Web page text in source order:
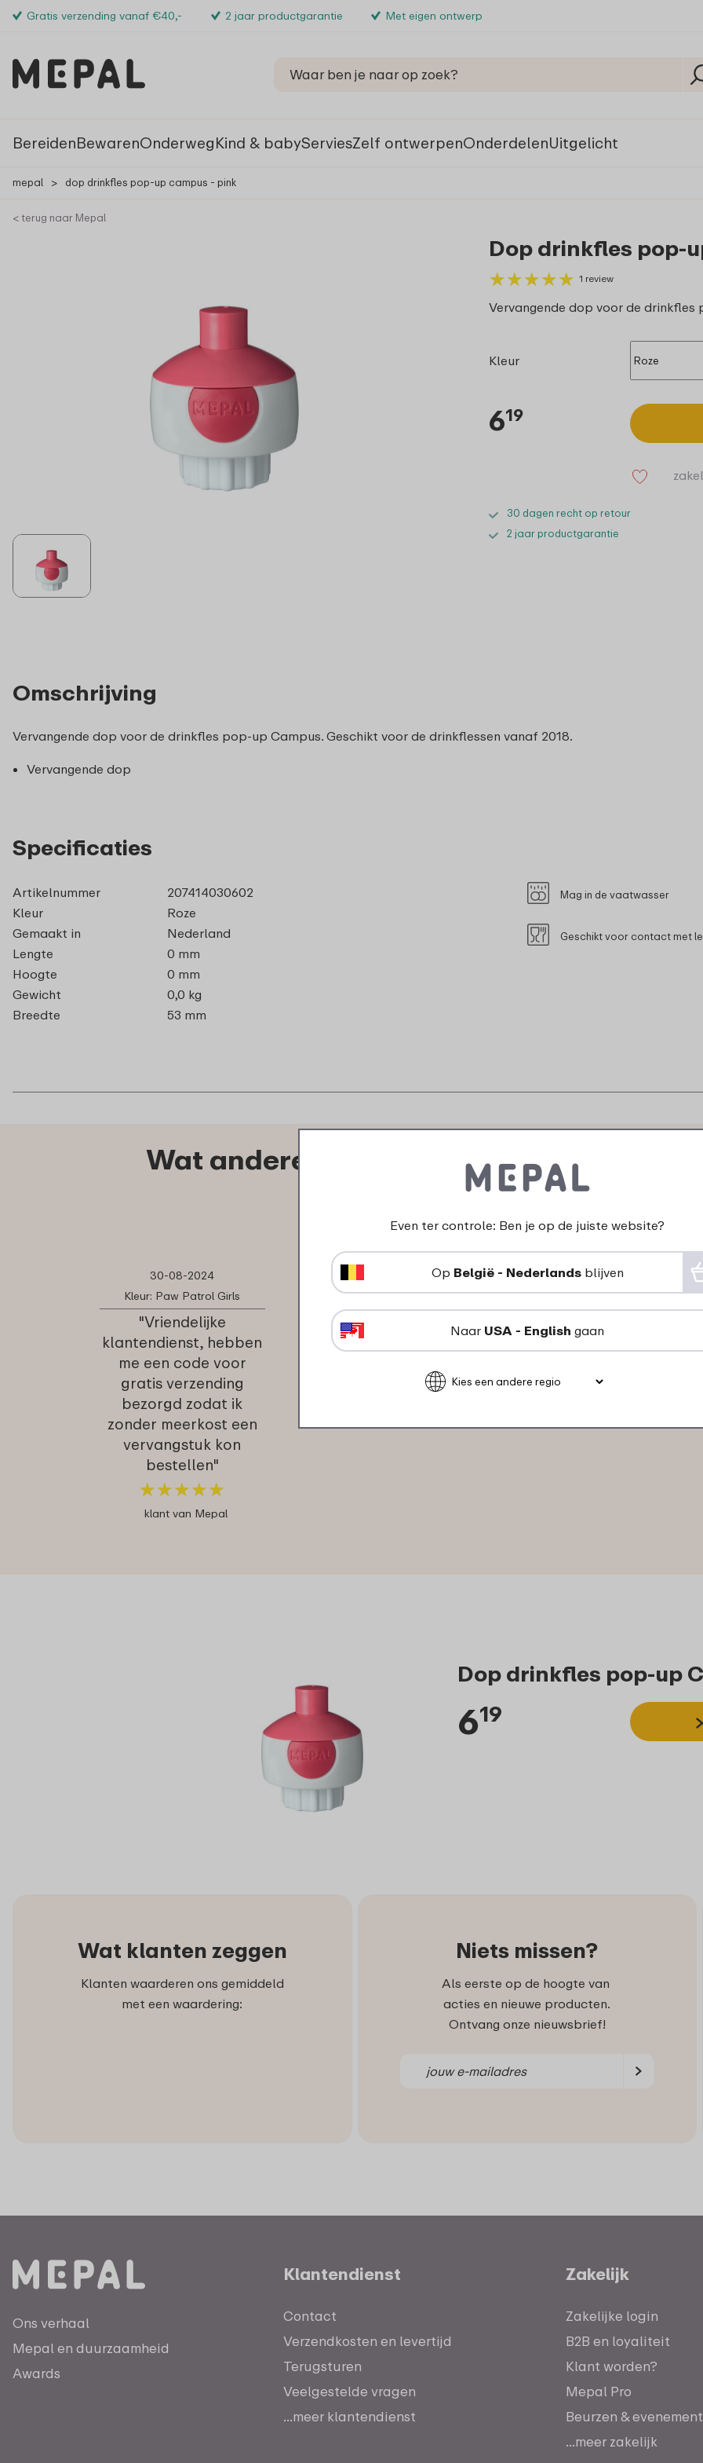
Gratis verzending vanaf €40,- 2 jaar productgarantie Met eigen ontwerp
BereidenBewarenOnderwegKind & babyServiesZelf ontwerpenOnderdelenUitgelicht
mepal > dop drinkfles pop-up campus - pink
< terug naar Mepal
Dop drinkfles pop-
★★★★★
★★★★★ 1 review
Vervangende dop voor de drinkfles
Kleur
619
30 dagen recht op retour
2 jaar productgarantie
Omschrijving
Vervangende dop voor de drinkfles pop-up Campus. Geschikt voor de drinkflessen vanaf 2018.
Vervangende dop
Specificaties
Artikelnummer
207414030602
Kleur
Roze
Gemaakt in
Nederland
Lengte
0 mm
Hoogte
0 mm
Gewicht
0,0 kg
Breedte
53 mm
Mag in de vaatwasser
Geschikt voor contact met
Wat anderen zeggen over dop drinkfles
compleet:
30-08-2024
Kleur: Paw Patrol Girls
"Vriendelijke
klantendienst, hebben
me een code voor
gratis verzending
bezorgd zodat ik
zonder meerkost een
vervangstuk kon
bestellen"
★★★★★
★★★★★
klant van Mepal
Dop drinkfles pop-up
619
Wat klanten zeggen
Klanten waarderen ons gemiddeld
met een waardering:
Niets missen?
Als eerste op de hoogte van
acties en nieuwe producten.
Ontvang onze nieuwsbrief!
Ons verhaal
Mepal en duurzaamheid
Awards
Klantendienst
Contact
Verzendkosten en levertijd
Terugsturen
Veelgestelde vragen
...meer klantendienst
Zakelijk
Zakelijke login
B2B en loyaliteit
Klant worden?
Mepal Pro
Beurzen &
...meer zakelijk
Even ter controle: Ben je op de juiste website?
Op België - Nederlandsblijven
Naar USA - English gaan